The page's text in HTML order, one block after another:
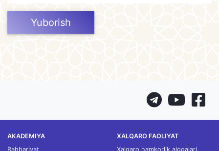
Yuborish
AKADEMIYA
Rahbariyat
XALQARO FAOLIYAT
Xalqaro hamkorlik aloqalari